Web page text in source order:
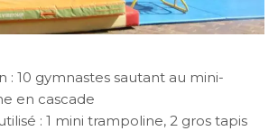
: 10 gymnastes sautant au mini-
en cascade
: 1 mini trampoline, 2 gros tapis